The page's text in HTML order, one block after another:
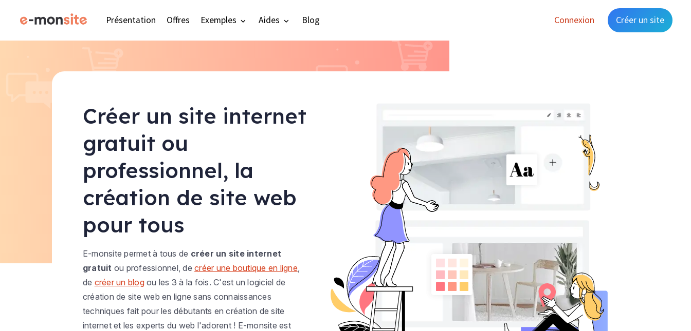
Présentation Offres Exemples Aides Blog Connexion Créer un site
Créer un site internet
gratuit ou
professionnel, la
création de site web
pour tous
E-monsite permet à tous de créer un site internet
gratuit ou professionnel, decréer une boutique en ligne,
de créer un blogou les 3 à la fois. C'est un logiciel de
création de site web en ligne sans connaissances
techniques fait pour les débutants en création de site
internet et les experts du web l'adorent ! E-monsite est